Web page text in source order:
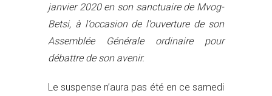
janvier 2020 en son sanctuaire de Mvog-
Betsi, à l’occasion de l’ouverture de son
Assemblée Générale ordinaire pour
débattre de son avenir.
Le suspense n’aura pas été en ce samedi